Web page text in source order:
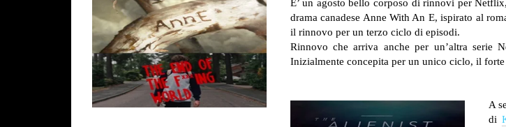
E’ un agosto bello corposo di rinnovi per
drama canadese Anne With An E, ispirato al
il rinnovo per un terzo ciclo di episodi.
Rinnovo che arriva anche per un’altra serie
Inizialmente concepita per un unico ciclo, il
A
di